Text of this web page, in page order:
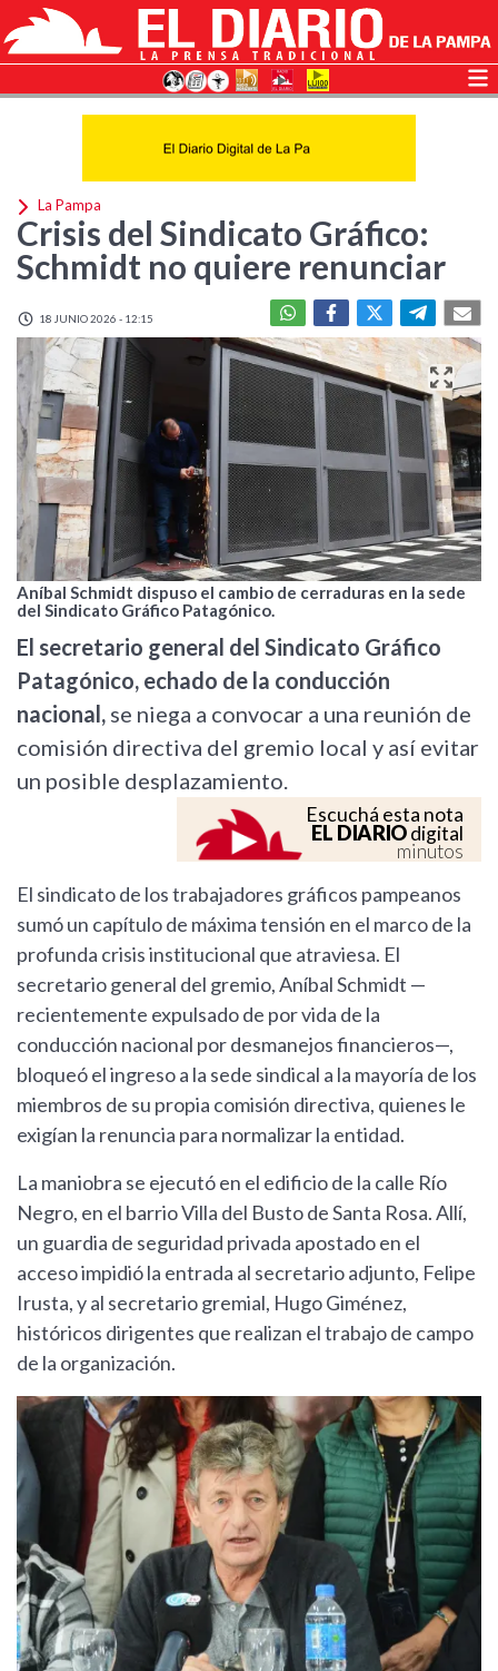
La Pampa
Crisis del Sindicato Gráfico:
Schmidt no quiere renunciar
18 JUNIO 2026 - 12:15
Aníbal Schmidt dispuso el cambio de cerraduras en la sede
del Sindicato Gráfico Patagónico.
El secretario general del Sindicato Gráfico
Patagónico, echado de la conducción
nacional, se niega a convocar a una reunión de
comisión directiva del gremio local y así evitar
un posible desplazamiento.
Escuchá esta nota
EL DIARIOdigital
minutos
El sindicato de los trabajadores gráficos pampeanos
sumó un capítulo de máxima tensión en el marco de la
profunda crisis institucional que atraviesa. El
secretario general del gremio, Aníbal Schmidt —
recientemente expulsado de por vida de la
conducción nacional por desmanejos financieros—,
bloqueó el ingreso a la sede sindical a la mayoría de los
miembros de su propia comisión directiva, quienes le
exigían la renuncia para normalizar la entidad.
La maniobra se ejecutó en el edificio de la calle Río
Negro, en el barrio Villa del Busto de Santa Rosa. Allí,
un guardia de seguridad privada apostado en el
acceso impidió la entrada al secretario adjunto, Felipe
Irusta, y al secretario gremial, Hugo Giménez,
históricos dirigentes que realizan el trabajo de campo
de la organización.